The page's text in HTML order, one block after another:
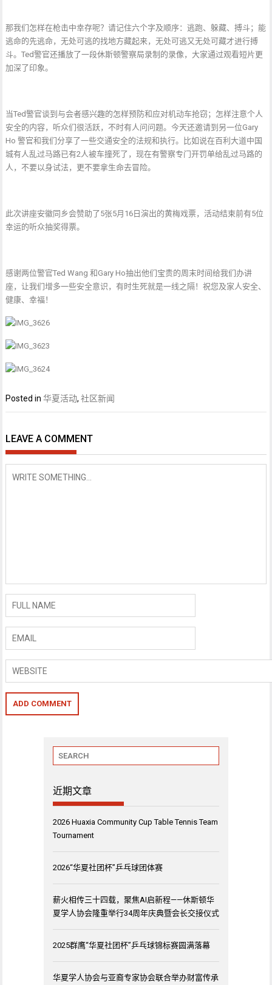
那我们怎样在枪击中幸存呢？请记住六个字及顺序：逃跑、躲藏、搏斗；能
逃命的先逃命，无处可逃的找地方藏起来，无处可逃又无处可藏才进行搏
斗。Ted警官还播放了一段休斯顿警察局录制的录像，大家通过观看短片更
加深了印象。
当Ted警官谈到与会者感兴趣的怎样预防和应对机动车抢窃；怎样注意个人
安全的内容，听众们很活跃，不时有人问问题。今天还邀请到另一位Gary
Ho 警官和我们分享了一些交通安全的法规和执行。比如说在百利大道中国
城有人乱过马路已有2人被车撞死了，现在有警察专门开罚单给乱过马路的
人，不要以身试法，更不要拿生命去冒险。
此次讲座安徽同乡会赞助了5张5月16日演出的黄梅戏票，活动结束前有5位
幸运的听众抽奖得票。
感谢两位警官Ted Wang 和Gary Ho抽出他们宝贵的周末时间给我们办讲
座，让我们增多一些安全意识，有时生死就是一线之隔！祝您及家人安全、
健康、幸福！
Posted in华夏活动,社区新闻
LEAVE A COMMENT
近期文章
2026 Huaxia Community Cup Table Tennis Team
Tournament
2026“华夏社团杯”乒乓球团体赛
薪火相传三十四载，聚焦AI启新程——休斯顿华
夏学人协会隆重举行34周年庆典暨会长交接仪式
2025群鹰“华夏社团杯”乒乓球锦标赛圆满落幕
华夏学人协会与亚裔专家协会联合举办财富传承